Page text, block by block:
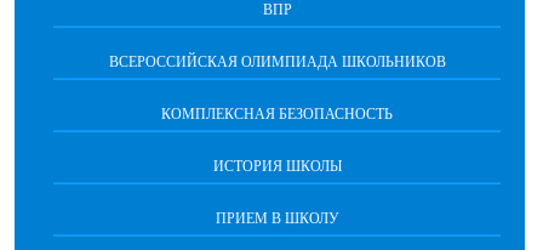
ВПР
ВСЕРОССИЙСКАЯ ОЛИМПИАДА ШКОЛЬНИКОВ
КОМПЛЕКСНАЯ БЕЗОПАСНОСТЬ
ИСТОРИЯ ШКОЛЫ
ПРИЕМ В ШКОЛУ